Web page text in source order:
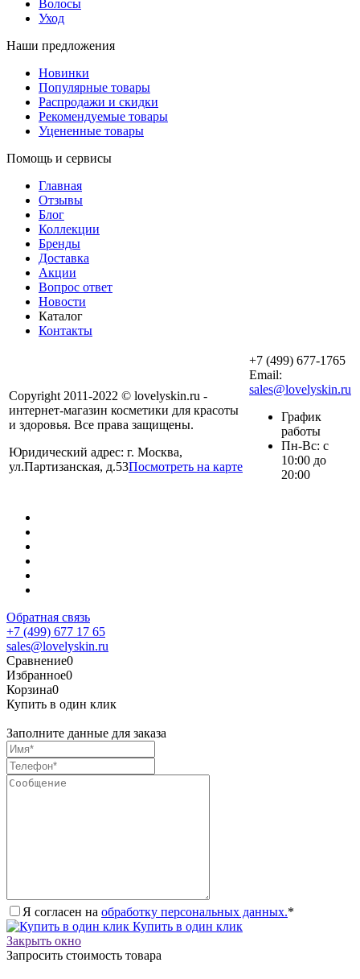
Волосы
Уход
Наши предложения
Новинки
Популярные товары
Распродажи и скидки
Рекомендуемые товары
Уцененные товары
Помощь и сервисы
Главная
Отзывы
Блог
Коллекции
Бренды
Доставка
Акции
Вопрос ответ
Новости
Каталог
Контакты
Copyright 2011-2022 © lovelyskin.ru -
интернет-магазин косметики для красоты
и здоровья. Все права защищены.
Юридический адрес: г. Москва,
ул.Партизанская, д.53Посмотреть на карте
+7 (499) 677-1765
Email:
sales@lovelyskin.ru
График
работы
Пн-Вс: с
10:00 до
20:00
Обратная связь
+7 (499) 677 17 65
sales@lovelyskin.ru
Сравнение0
Избранное0
Корзина0
Купить в один клик
Заполните данные для заказа
Я согласен на обработку персональных данных.*
Купить в один клик
Закрыть окно
Запросить стоимость товара